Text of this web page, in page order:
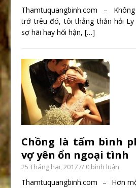
Thamtuquangbinh.com –
trớ trêu đó, tôi thẳng thắn hỏi
sợ hãi hay hối hận,[…]
Chồng là tấm bình
vợ yên ổn ngoại tình
25 Tháng hai, 2017// 0 bình luận
Thamtuquangbinh.com – Hơn